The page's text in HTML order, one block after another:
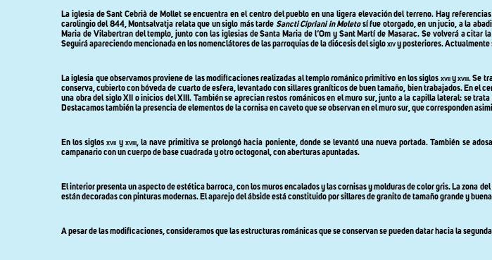
La iglesia de Sant Cebrià de Mollet se encuentra en el centro del pueblo en una ligera elevación del terreno. Hay referencias
carolingio del 844, Montsalvatja relata que un siglo más tarde Sancti Cipriani in Moletosí fue otorgado, en un jucio, a la
Maria de Vilabertran del templo, junto con las iglesias de Santa Maria de l’Om y Sant Martí de Masarac. Se volverá a citar la
Seguirá apareciendo mencionada en los nomenclátores de las parroquias de la diócesis del sigloxivy posteriores. Actualmente
La iglesia que observamos proviene de las modificaciones realizadas al templo románico primitivo en los siglos xviiyxviii. Se
conserva, cubierto con bóveda de cuarto de esfera, levantado con sillares graníticos de buen tamaño, bien trabajados. En el
una obra del siglo XII o inicios del XIII. También se aprecian restos románicos en el muro sur, junto a la capilla lateral: se
Destacamos también la presencia de elementos de la cornisa en caveto que se observan en el muro sur, que corresponden
En los siglosxvii y xviii, la nave primitiva se prolongó hacia poniente, donde se levantó una nueva portada. También se
campanario con un cuerpo de base cuadrada y otro octogonal, con aberturas apuntadas.
El interior presenta un aspecto de estética barroca, con los muros encalados y las cornisas y molduras de color gris. La zona
están decoradas con pinturas modernas. El aparejo del ábside está constituido por sillares de granito de tamaño grande y
A pesar de las modificaciones, consideramos que las estructuras románicas que se conservan se pueden datar hacia la